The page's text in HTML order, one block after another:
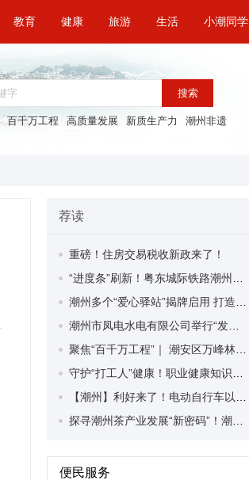
教育 健康 旅游 生活 小潮同学
搜索
百千万工程 高质量发展 新质生产力 潮州非遗
荐读
重磅！住房交易税收新政来了！
便民服务